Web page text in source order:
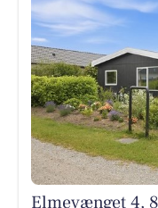
Elmevænget 4,